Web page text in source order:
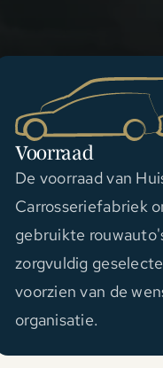
Voorraad
De voorraad van
Carrosseriefabriek
gebruikte
zorgvuldig
voorzien van de
organisatie.